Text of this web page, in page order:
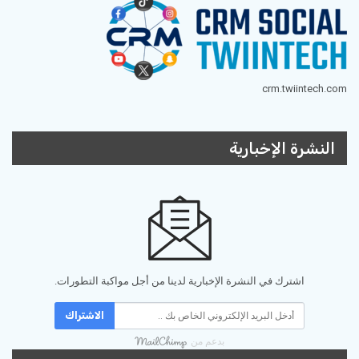
crm.twiintech.com
النشرة الإخبارية
اشترك في النشرة الإخبارية لدينا من أجل مواكبة التطورات.
الاشتراك
بدعم من